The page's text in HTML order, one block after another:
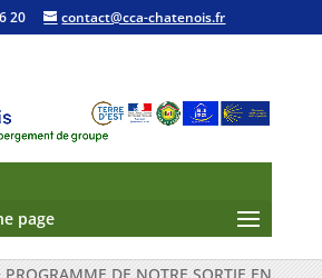
20 contact@cca-chatenois.fr
page